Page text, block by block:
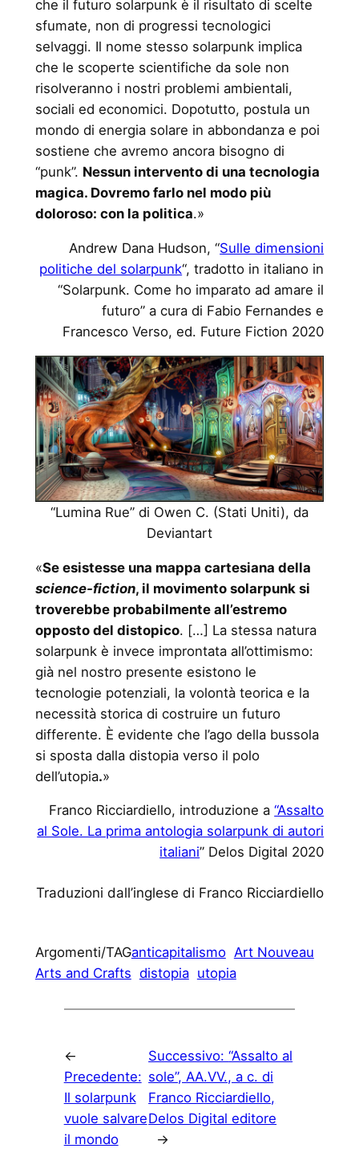
che il futuro solarpunk è il risultato di scelte
sfumate, non di progressi tecnologici
selvaggi. Il nome stesso solarpunk implica
che le scoperte scientifiche da sole non
risolveranno i nostri problemi ambientali,
sociali ed economici. Dopotutto, postula un
mondo di energia solare in abbondanza e poi
sostiene che avremo ancora bisogno di
“punk”. Nessun intervento di una tecnologia
magica. Dovremo farlo nel modo più
doloroso: con la politica.»
Andrew Dana Hudson, “Sulle dimensioni
politiche del solarpunk“, tradotto in italiano in
“Solarpunk. Come ho imparato ad amare il
futuro” a cura di Fabio Fernandes e
Francesco Verso, ed. Future Fiction 2020
“Lumina Rue” di Owen C. (Stati Uniti), da
Deviantart
«Se esistesse una mappa cartesiana della
science-fiction, il movimento solarpunk si
troverebbe probabilmente all’estremo
opposto del distopico. […] La stessa natura
solarpunk è invece improntata all’ottimismo:
già nel nostro presente esistono le
tecnologie potenziali, la volontà teorica e la
necessità storica di costruire un futuro
differente. È evidente che l’ago della bussola
si sposta dalla distopia verso il polo
dell’utopia.»
Franco Ricciardiello, introduzione a“Assalto
al Sole. La prima antologia solarpunk di autori
italiani” Delos Digital 2020
Traduzioni dall’inglese di Franco Ricciardiello
Argomenti/TAGanticapitalismo Art Nouveau
Arts and Crafts distopia utopia
←
Precedente:
Il solarpunk
vuole salvare
il mondo
Successivo:“Assalto al
sole”, AA.VV., a c. di
Franco Ricciardiello,
Delos Digital editore
→